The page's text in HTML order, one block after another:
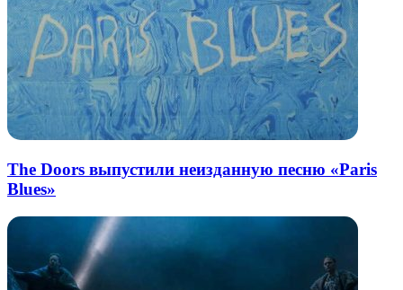
The Doors выпустили неизданную песню «Paris
Blues»